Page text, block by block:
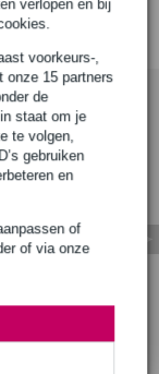
verlopen en bij
voorkeurs-,
onze 15 partners
de
staat om je
te volgen,
gebruiken
en
of
of via onze